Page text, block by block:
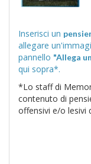
Inserisci un
allegare un'immagine scegliendola tra quelle
pannello "Allega
qui sopra*.
*Lo staff di
contenuto di
offensivi e/o lesivi